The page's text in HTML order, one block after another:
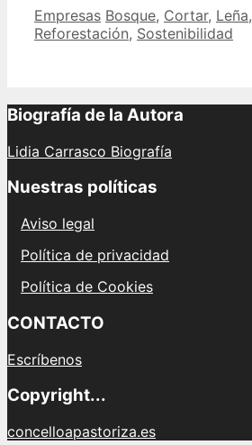
recogida
de
en
Categories
Empresas Tags
Bosque, Cortar, Leña,
Reforestación, Sostenibilidad
Biografía de la Autora
Lidia Carrasco Biografía
Nuestras políticas
Aviso legal
Política de privacidad
Política de Cookies
CONTACTO
Escríbenos
Copyright...
concelloapastoriza.es